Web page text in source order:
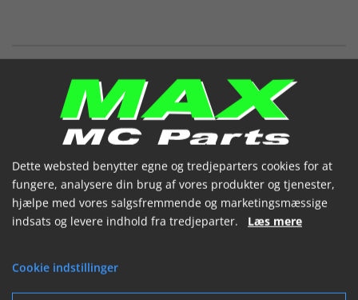
GASKET,TEN/ADJUS
(12837HE6102)


17,46 kr.
Dette websted benytter egne og tredjeparters cookies for at
fungere, analysere din brug af vores produkter og tjenester,
hjælpe med vores salgsfremmende og marketingsmæssige
indsats og levere indhold fra tredjeparter. Læs mere
Cookie indstillinger